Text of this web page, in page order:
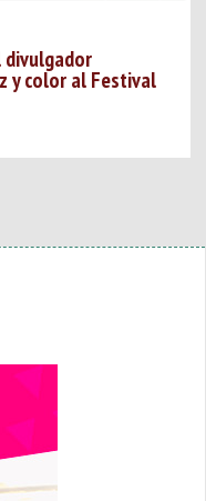
divulgador
y color al Festival